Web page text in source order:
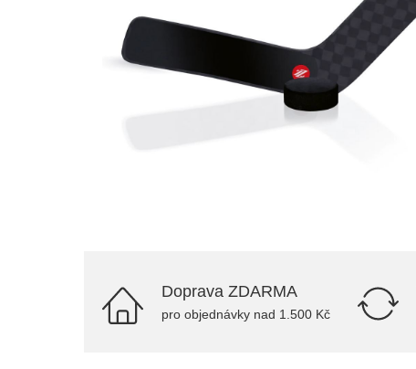
Doprava ZDARMA
pro objednávky nad 1.500 Kč